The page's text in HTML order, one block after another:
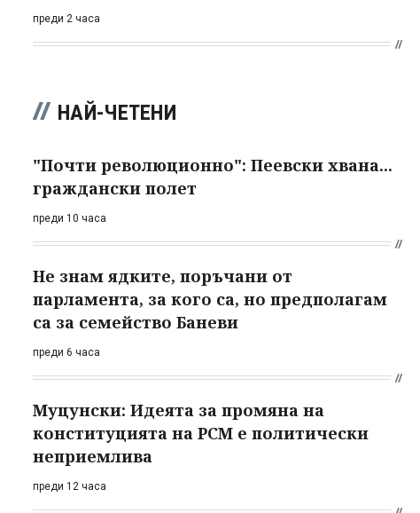
преди 2 часа
НАЙ-ЧЕТЕНИ
"Почти революционно": Пеевски хвана...
граждански полет
преди 10 часа
Не знам ядките, поръчани от
парламента, за кого са, но предполагам
са за семейство Баневи
преди 6 часа
Муцунски: Идеята за промяна на
конституцията на РСМ е политически
неприемлива
преди 12 часа